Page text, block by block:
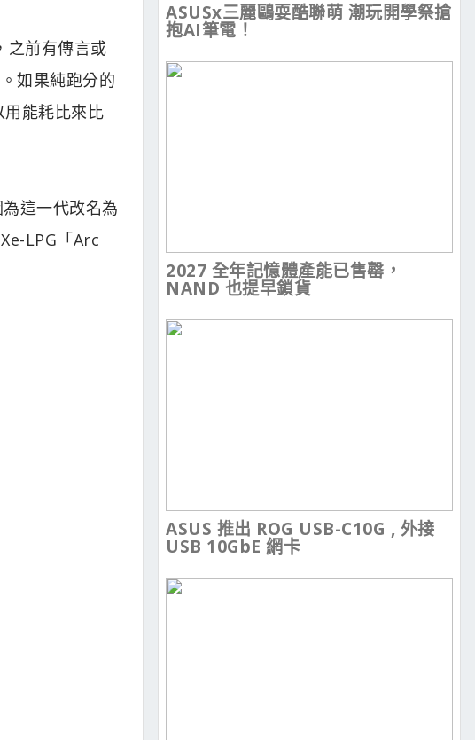
之前有傳言或
如果純跑分的
能耗比來比
這一代改名為
LPG「Arc
ASUSx三麗鷗耍酷聯萌 潮玩開學祭搶
抱AI筆電！
2027 全年記憶體產能已售罄，
NAND 也提早鎖貨
ASUS 推出 ROG USB-C10G , 外接
USB 10GbE 網卡